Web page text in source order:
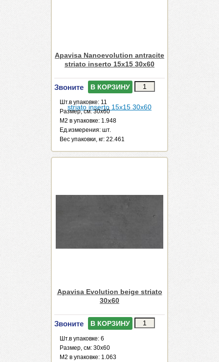
Apavisa Nanoevolution antracite
striato inserto 15x15 30x60
Звоните В КОРЗИНУ
Шт.в упаковке: 11
Размер, см: 30x60
М2 в упаковке: 1.948
Ед.измерения: шт.
Веc упаковки, кг: 22.461
Apavisa Evolution beige striato
30x60
Звоните В КОРЗИНУ
Шт.в упаковке: 6
Размер, см: 30x60
М2 в упаковке: 1.063